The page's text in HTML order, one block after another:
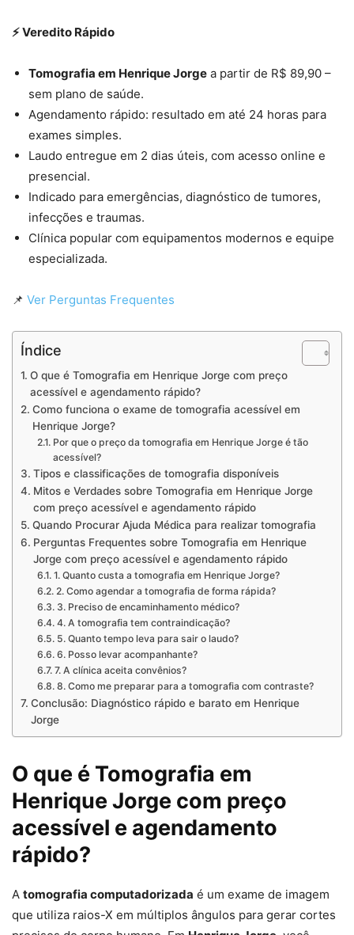
⚡ Veredito Rápido
Tomografia em Henrique Jorge a partir de R$ 89,90 –
sem plano de saúde.
Agendamento rápido: resultado em até 24 horas para
exames simples.
Laudo entregue em 2 dias úteis, com acesso online e
presencial.
Indicado para emergências, diagnóstico de tumores,
infecções e traumas.
Clínica popular com equipamentos modernos e equipe
especializada.
📌 Ver Perguntas Frequentes
Índice
O que é Tomografia em Henrique Jorge com preço
acessível e agendamento rápido?
Como funciona o exame de tomografia acessível em
Henrique Jorge?
Por que o preço da tomografia em Henrique Jorge é tão
acessível?
Tipos e classificações de tomografia disponíveis
Mitos e Verdades sobre Tomografia em Henrique Jorge
com preço acessível e agendamento rápido
Quando Procurar Ajuda Médica para realizar tomografia
Perguntas Frequentes sobre Tomografia em Henrique
Jorge com preço acessível e agendamento rápido
1. Quanto custa a tomografia em Henrique Jorge?
2. Como agendar a tomografia de forma rápida?
3. Preciso de encaminhamento médico?
4. A tomografia tem contraindicação?
5. Quanto tempo leva para sair o laudo?
6. Posso levar acompanhante?
7. A clínica aceita convênios?
8. Como me preparar para a tomografia com contraste?
Conclusão: Diagnóstico rápido e barato em Henrique
Jorge
O que é Tomografia em
Henrique Jorge com preço
acessível e agendamento
rápido?
A tomografia computadorizada é um exame de imagem
que utiliza raios-X em múltiplos ângulos para gerar cortes